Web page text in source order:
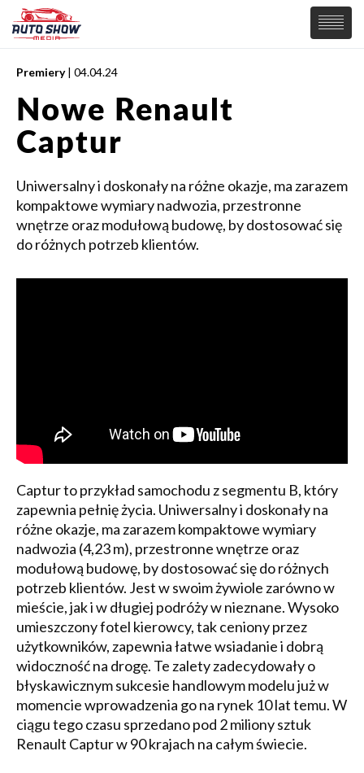
PREMIERY
SAMOCHODY
Wiadomości
Supersamochody
Samochody Koncepcyjne
Tuning
Elektryczne
MOTORSPORT
Premiery | 04.04.24
Nowe Renault
Captur
Uniwersalny i doskonały na różne okazje, ma zarazem
kompaktowe wymiary nadwozia, przestronne
wnętrze oraz modułową budowę, by dostosować się
do różnych potrzeb klientów.
Captur to przykład samochodu z segmentu B, który
zapewnia pełnię życia. Uniwersalny i doskonały na
różne okazje, ma zarazem kompaktowe wymiary
nadwozia (4,23 m), przestronne wnętrze oraz
modułową budowę, by dostosować się do różnych
potrzeb klientów. Jest w swoim żywiole zarówno w
mieście, jak i w długiej podróży w nieznane. Wysoko
umieszczony fotel kierowcy, tak ceniony przez
użytkowników, zapewnia łatwe wsiadanie i dobrą
widoczność na drogę. Te zalety zadecydowały o
błyskawicznym sukcesie handlowym modelu już w
momencie wprowadzenia go na rynek 10 lat temu. W
ciągu tego czasu sprzedano pod 2 miliony sztuk
Renault Captur w 90 krajach na całym świecie.